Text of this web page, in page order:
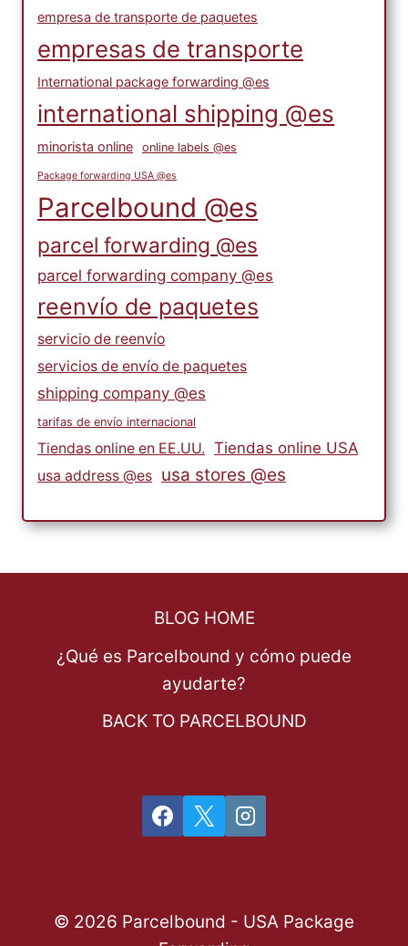
empresa de transporte de paquetes
empresas de transporte
International package forwarding @es
international shipping @es
minorista online online labels @es
Package forwarding USA @es
Parcelbound @es
parcel forwarding @es
parcel forwarding company @es
reenvío de paquetes
servicio de reenvío
servicios de envío de paquetes
shipping company @es
tarifas de envío internacional
Tiendas online en EE.UU. Tiendas online USA
usa address @es usa stores @es
BLOG HOME
¿Qué es Parcelbound y cómo puede
ayudarte?
BACK TO PARCELBOUND
© 2026 Parcelbound - USA Package